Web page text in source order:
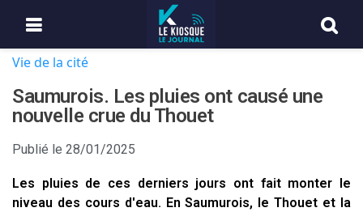
Vie de la cité
Saumurois. Les pluies ont causé une
nouvelle crue du Thouet
Publié le 28/01/2025
Les pluies de ces derniers jours ont fait monter le
niveau des cours d'eau. En Saumurois, le Thouet et la